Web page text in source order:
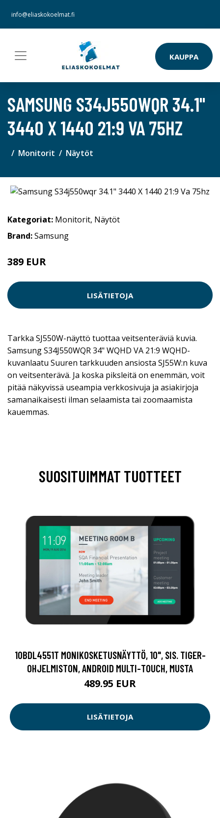
info@eliaskokoelmat.fi
KAUPPA
SAMSUNG S34J550WQR 34.1"
3440 X 1440 21:9 VA 75HZ
Monitorit Näytöt
Kategoriat: Monitorit, Näytöt
Brand:Samsung
389 EUR
LISÄTIETOJA
Tarkka SJ550W-näyttö tuottaa veitsenteräviä kuvia.
Samsung S34J550WQR 34" WQHD VA 21:9 WQHD-
kuvanlaatu Suuren tarkkuuden ansiosta SJ55W:n kuva
on veitsenterävä. Ja koska piksleitä on enemmän, voit
pitää näkyvissä useampia verkkosivuja ja asiakirjoja
samanaikaisesti ilman selaamista tai zoomaamista
kauemmas.
SUOSITUIMMAT TUOTTEET
10BDL4551T MONIKOSKETUSNÄYTTÖ, 10", SIS. TIGER-
OHJELMISTON, ANDROID MULTI-TOUCH, MUSTA
489.95 EUR
LISÄTIETOJA